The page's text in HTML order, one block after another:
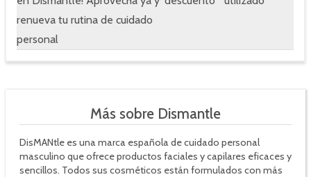
renueva tu rutina de cuidado
personal
Más sobre Dismantle
DisMANtle es una marca española de cuidado personal
masculino que ofrece productos faciales y capilares eficaces y
sencillos. Todos sus cosméticos están formulados con más